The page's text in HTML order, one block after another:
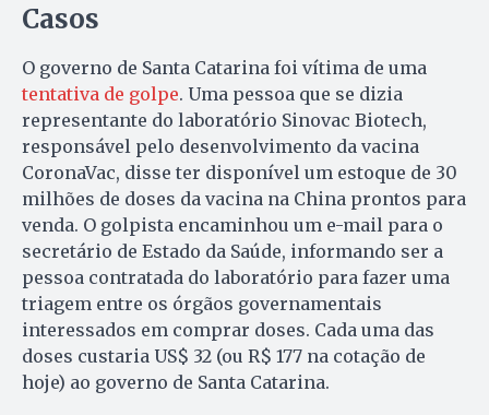
Casos
O governo de Santa Catarina foi vítima de uma
tentativa de golpe. Uma pessoa que se dizia
representante do laboratório Sinovac Biotech,
responsável pelo desenvolvimento da vacina
CoronaVac, disse ter disponível um estoque de 30
milhões de doses da vacina na China prontos para
venda. O golpista encaminhou um e-mail para o
secretário de Estado da Saúde, informando ser a
pessoa contratada do laboratório para fazer uma
triagem entre os órgãos governamentais
interessados em comprar doses. Cada uma das
doses custaria US$ 32 (ou R$ 177 na cotação de
hoje) ao governo de Santa Catarina.